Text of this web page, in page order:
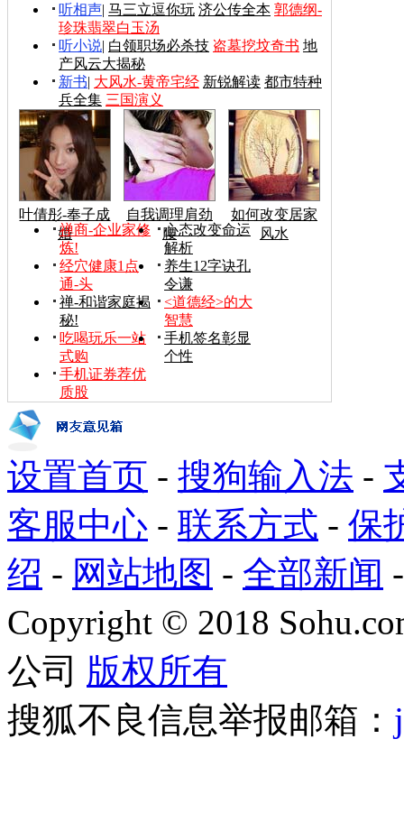
听相声| 马三立逗你玩 济公传全本 郭德纲-
珍珠翡翠白玉汤
听小说| 白领职场必杀技 盗墓挖坟奇书 地
产风云大揭秘
新书| 大风水-黄帝宅经 新锐解读 都市特种
兵全集 三国演义
叶倩彤-奉子成
婚
自我调理肩劲
腰
如何改变居家
风水
禅商-企业家修
炼!
心态改变命运
解析
经穴健康1点
通-头
养生12字诀孔
令谦
禅-和谐家庭揭
秘!
<道德经>的大
智慧
吃喝玩乐一站
式购
手机签名彰显
个性
手机证券荐优
质股
设置首页 - 搜狗输入法 -
客服中心 - 联系方式 - 保
绍 - 网站地图 - 全部新闻
Copyright © 2018
公司 版权所有
搜狐不良信息举报邮箱：